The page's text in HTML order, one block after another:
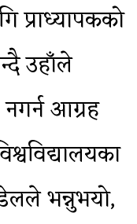
प्राध्यापकको
उहाँले
नगर्न आग्रह
भन्नुभयो,